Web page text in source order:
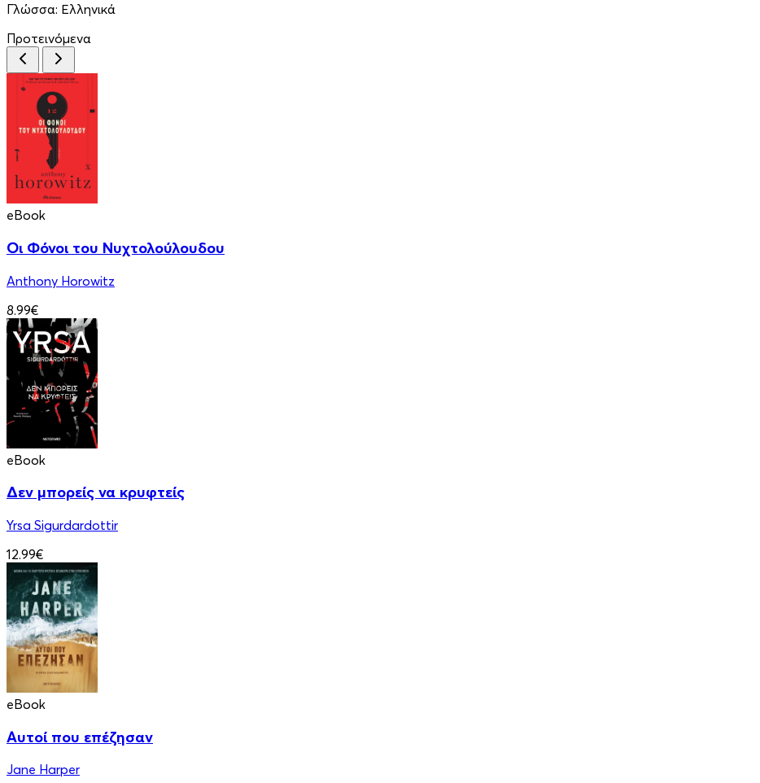
Γλώσσα: Ελληνικά
Προτεινόμενα
eBook
Οι Φόνοι του Νυχτολούλουδου
Anthony Horowitz
8.99€
eBook
Δεν μπορείς να κρυφτείς
Yrsa Sigurdardottir
12.99€
eBook
Αυτοί που επέζησαν
Jane Harper